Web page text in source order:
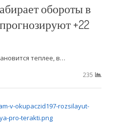
обороты в
+22
теплее, в…
235